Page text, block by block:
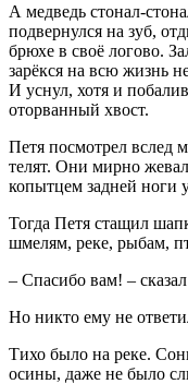
А медведь стонал-
подвернулся на зуб,
брюхе в своё логово.
зарёкся на всю жизнь
И уснул, хотя и
оторванный хвост.
Петя посмотрел вслед
телят. Они мирно
копытцем задней ноги
Тогда Петя стащил
шмелям, реке, рыбам,
– Спасибо вам! –
Но никто ему не
Тихо было на реке.
осины, даже не было